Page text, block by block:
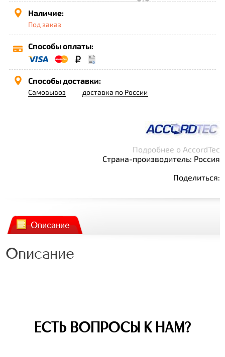
Наличие:
Под заказ
Способы оплаты:
Способы доставки:
Самовывоз доставка по России
Подробнее о AccordTec
Страна-производитель: Россия
Поделиться:
Описание
Описание
ЕСТЬ ВОПРОСЫ К НАМ?